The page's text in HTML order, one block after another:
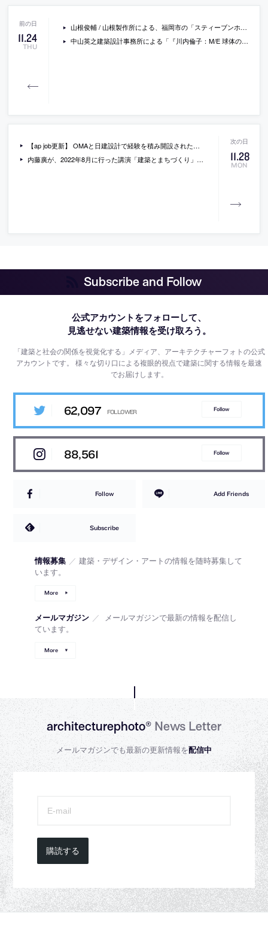
11.24
THU
山根俊輔 / 山根製作所による、福岡市の「スティーブンホール棟511リノベーション」。世界的に著名な建築家の集合住宅での計画。既存の一般建材が使用された状況に対し、共用部に見られる“ホールらしさ”を住戸内へ引継ぐ設計を志向。時間を超え存在する建築に“使命感”を持ち向き合う
中山英之建築設計事務所による「『川内倫子：M/E 球体の上 無限の連なり』展 会場構成」。東京オペラシティ アートギャラリーでの展示。其々の作品群に“固有な手触り”を空間化する為、展示室の中に“6つの全く異なる場所”と“巡る経路”を設計。作家の眼差しと会場での時間が重なる経験を志向
11.28
MON
【ap job更新】 OMAと日建設計で経験を積み開設された「松田仁樹建築設計事務所」が、設計スタッフ（2023年新卒・既卒・経験者）と学生アルバイトを募集中
内藤廣が、2022年8月に行った講演「建築とまちづくり」の動画。横浜市の主催で行われたもの
Subscribe and Follow
公式アカウントをフォローして、
見逃せない建築情報を受け取ろう。
「建築と社会の関係を視覚化する」メディア、アーキテクチャーフォトの公式
アカウントです。様々な切り口による複眼的視点で建築に関する情報を最速
でお届けします。
62,097 Follow
88,561 Follow
Follow Add Friends
Subscribe
情報募集 ／ 建築・デザイン・アートの情報を随時募集して
います。
More
メールマガジン ／
メールマガジンで最新の情報を配信し
ています。
More
architecturephoto®News Letter
メールマガジンでも最新の更新情報を配信中
購読する